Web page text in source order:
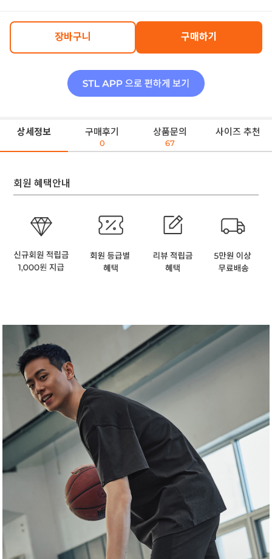
장바구니 구매하기
상세정보 구매후기
0
상품문의
67
사이즈 추천
회원 혜택안내